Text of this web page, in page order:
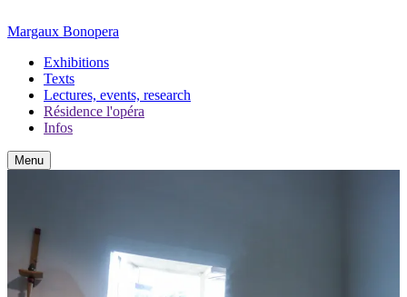
Margaux Bonopera
Exhibitions
Texts
Lectures, events, research
Résidence l'opéra
Infos
Menu